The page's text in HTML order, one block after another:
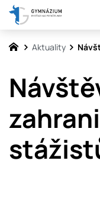
Aktuality